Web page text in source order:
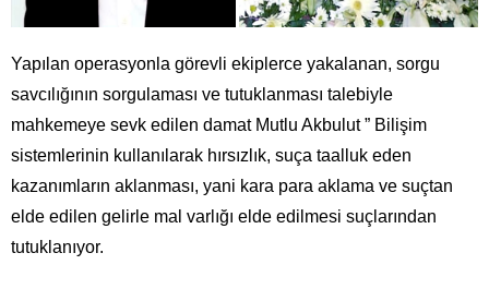
Yapılan operasyonla görevli ekiplerce yakalanan, sorgu
savcılığının sorgulaması ve tutuklanması talebiyle
mahkemeye sevk edilen damat Mutlu Akbulut ” Bilişim
sistemlerinin kullanılarak hırsızlık, suça taalluk eden
kazanımların aklanması, yani kara para aklama ve suçtan
elde edilen gelirle mal varlığı elde edilmesi suçlarından
tutuklanıyor.